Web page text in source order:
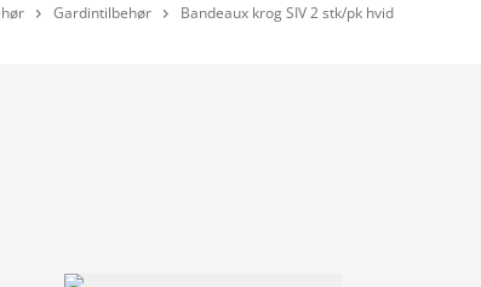
 Gardintilbehør  Bandeaux krog SIV 2 stk/pk hvid